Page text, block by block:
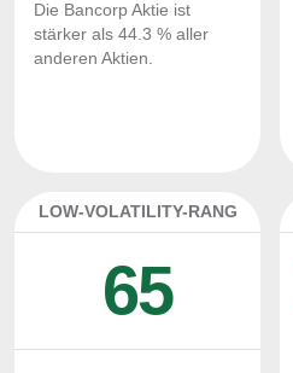
Die Bancorp Aktie ist
stärker als 44.3 % aller
anderen Aktien.
LOW-VOLATILITY-RANG
65